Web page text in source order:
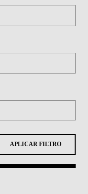
APLICAR FILTRO